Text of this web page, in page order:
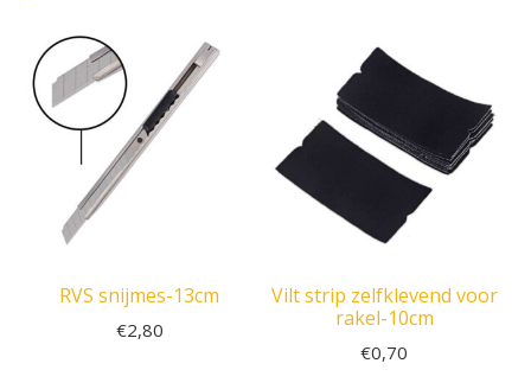
RVS snijmes-13cm
€2,80
Vilt strip zelfklevend voor
rakel-10cm
€0,70